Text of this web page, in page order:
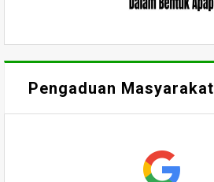
Pengaduan Masyarakat